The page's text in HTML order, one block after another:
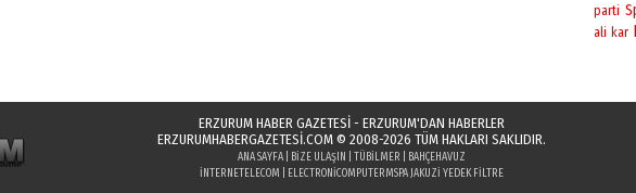
parti
ali kar
ERZURUM HABER GAZETESİ - ERZURUM'DAN HABERLER
ERZURUMHABERGAZETESI.COM© 2008-2026 TÜM HAKLARI SAKLIDIR.
ANA SAYFA| BIZE ULAŞIN TÜBILMER
BAHÇEHAVUZ
INTERNETELECOM
ELECTRONICOMPUTERMSPA JAKUZI YEDEK FILTRE